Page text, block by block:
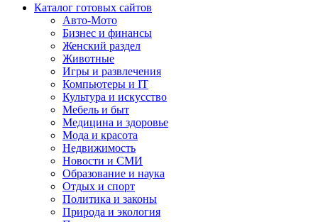
Каталог готовых сайтов
Авто-Мото
Бизнес и финансы
Женский раздел
Животные
Игры и развлечения
Компьютеры и IT
Культура и искусство
Мебель и быт
Медицина и здоровье
Мода и красота
Недвижимость
Новости и СМИ
Образование и наука
Отдых и спорт
Политика и законы
Природа и экология